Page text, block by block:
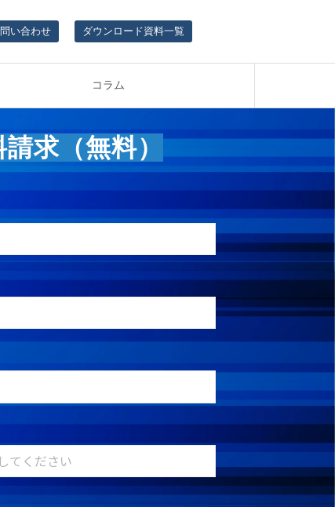
い合わせ ダウンロード資料一覧
コラム
求（無料）